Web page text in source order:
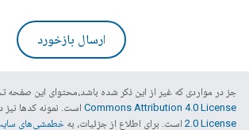
ارسال بازخورد
جز در مواردی که غیر از این ذکر شده باشد،‌محتوای این
Commons Attribution 4.0 License است. نمونه کدها نیز
2.0 License است. برای اطلاع از جزئیات، به